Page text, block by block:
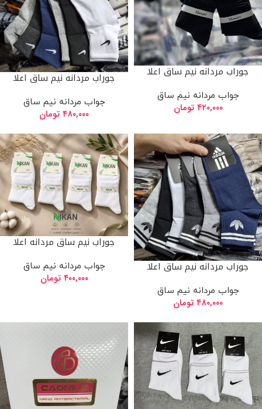
جوراب مردانه نیم ساق اعلا
جواب مردانه نیم ساق
۴۲۰,۰۰۰ تومان
جوراب مردانه نیم ساق اعلا
جواب مردانه نیم ساق
۴۸۰,۰۰۰ تومان
جوراب مردانه نیم ساق اعلا
جواب مردانه نیم ساق
۴۸۰,۰۰۰ تومان
جوراب نیم ساق مردانه اعلا
جواب مردانه نیم ساق
۴۰۰,۰۰۰ تومان